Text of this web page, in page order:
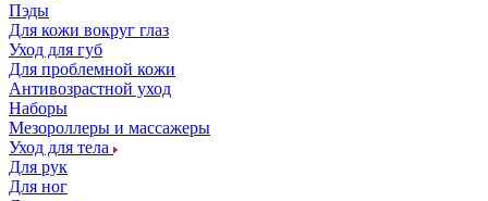
Пэды
Для кожи вокруг глаз
Уход для губ
Для проблемной кожи
Антивозрастной уход
Наборы
Мезороллеры и массажеры
Уход для тела
Для рук
Для ног